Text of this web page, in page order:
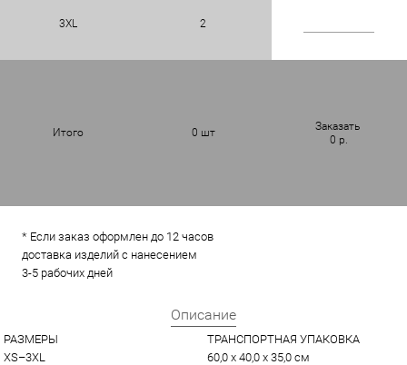
3XL 2
Итого 0 шт
Заказать
0 р.
* Если заказ оформлен до 12 часов
доставка изделий с нанесением
3-5 рабочих дней
Описание
РАЗМЕРЫ
XS–3XL
ТРАНСПОРТНАЯ УПАКОВКА
60,0 x 40,0 x 35,0 см